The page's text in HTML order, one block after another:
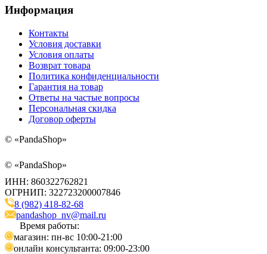
Информация
Контакты
Условия доставки
Условия оплаты
Возврат товара
Политика конфиденциальности
Гарантия на товар
Ответы на частые вопросы
Персональная скидка
Договор оферты
© «PandaShop»
© «PandaShop»
ИНН: 860322762821
ОГРНИП: 322723200007846
8 (982) 418-82-68
pandashop_nv@mail.ru
Время работы:
магазин: пн-вс 10:00-21:00
онлайн консультанта: 09:00-23:00